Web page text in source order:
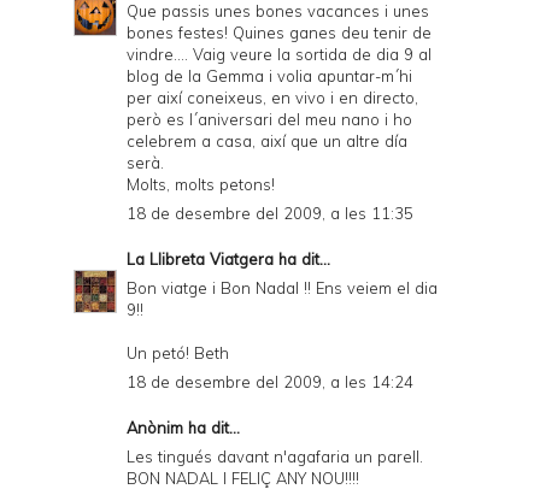
Que passis unes bones vacances i unes
bones festes! Quines ganes deu tenir de
vindre.... Vaig veure la sortida de dia 9 al
blog de la Gemma i volia apuntar-m´hi
per així coneixeus, en vivo i en directo,
però es l´aniversari del meu nano i ho
celebrem a casa, així que un altre día
serà.
Molts, molts petons!
18 de desembre del 2009, a les 11:35
La Llibreta Viatgera ha dit...
Bon viatge i Bon Nadal !! Ens veiem el dia
9!!
Un petó! Beth
18 de desembre del 2009, a les 14:24
Anònim ha dit...
Les tingués davant n'agafaria un parell.
BON NADAL I FELIÇ ANY NOU!!!!